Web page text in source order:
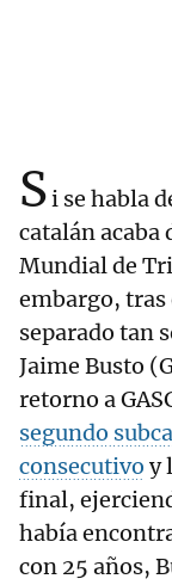
Si se habla
catalán acaba
Mundial de
embargo, tras
separado tan
Jaime Busto
retorno a
segundo
consecutivo y
final,
había
con 25 años,